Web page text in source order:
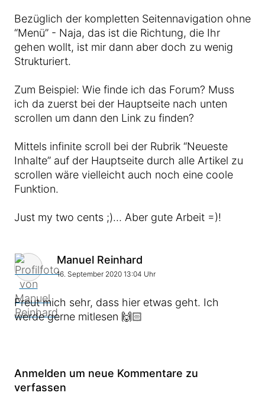
Bezüglich der kompletten Seitennavigation ohne
“Menü” - Naja, das ist die Richtung, die Ihr
gehen wollt, ist mir dann aber doch zu wenig
Strukturiert.
Zum Beispiel: Wie finde ich das Forum? Muss
ich da zuerst bei der Hauptseite nach unten
scrollen um dann den Link zu finden?
Mittels infinite scroll bei der Rubrik “Neueste
Inhalte” auf der Hauptseite durch alle Artikel zu
scrollen wäre vielleicht auch noch eine coole
Funktion.
Just my two cents ;)… Aber gute Arbeit =)!
Kommentar von
Manuel Reinhard
16. September 2020 13:04 Uhr
Freut mich sehr, dass hier etwas geht. Ich
werde gerne mitlesen 🙌🏻
Anmelden um neue Kommentare zu
verfassen